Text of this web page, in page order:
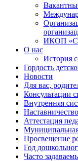
ИКОП
О нас
История
Гордость
Новости
Для вас,
Консультации
Внутренняя
Наставничество
Аттестация
Просвещение
Год
Часто